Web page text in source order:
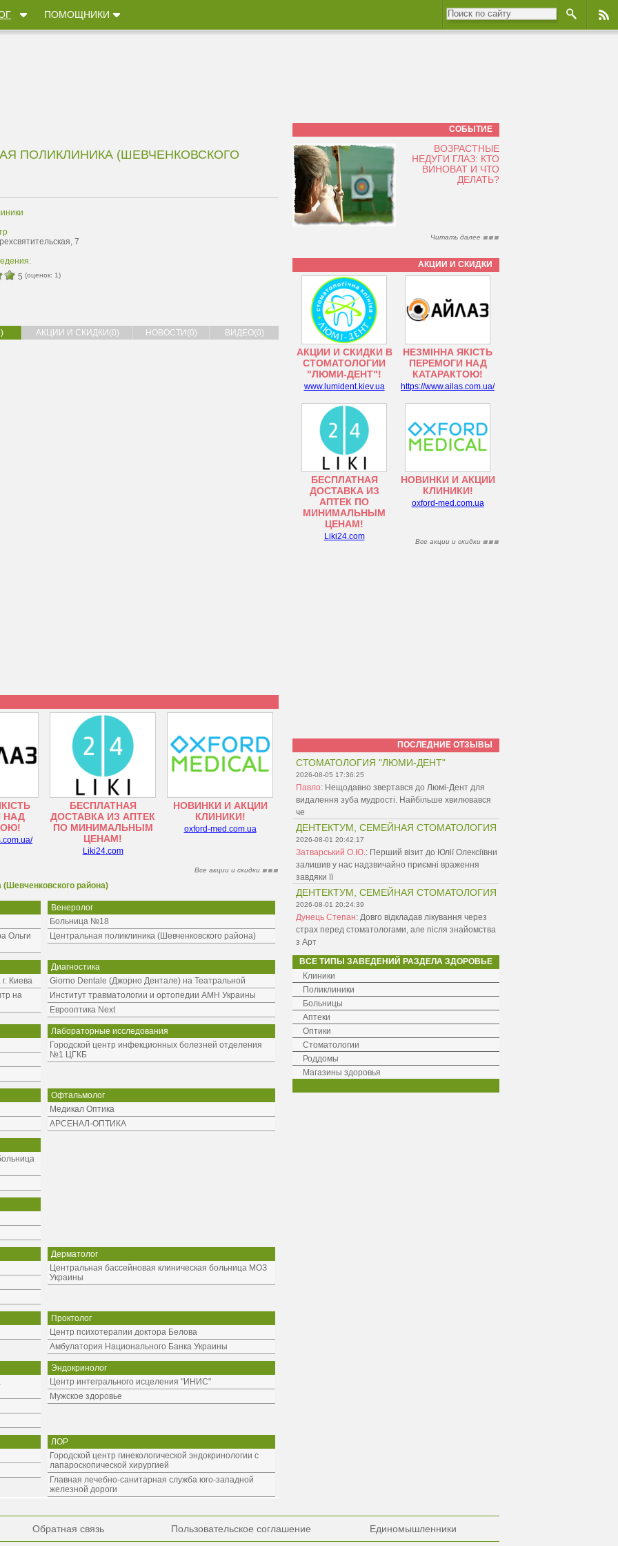
ПОМОЩНИКИ
ПОЛИКЛИНИКА (ШЕВЧЕНКОВСКОГО
7
5 (оценок: 1)
АКЦИИ И СКИДКИ(0) НОВОСТИ(0) ВИДЕО(0)
НАД
БЕСПЛАТНАЯ
ДОСТАВКА ИЗ АПТЕК
ПО МИНИМАЛЬНЫМ
ЦЕНАМ!
Liki24.com
НОВИНКИ И АКЦИИ
КЛИНИКИ!
oxford-med.com.ua
Все акции и скидки
района)
Ольги
Венеролог
Больница №18
Центральная поликлиника (Шевченковского района)
Киева
на
Диагностика
Giorno Dentale (Джорно Дентале) на Театральной
Институт травматологии и ортопедии АМН Украины
Еврооптика Next
Лабораторные исследования
Городской центр инфекционных болезней отделения
№1 ЦГКБ
Офтальмолог
Медикал Оптика
АРСЕНАЛ-ОПТИКА
Дерматолог
Центральная бассейновая клиническая больница МОЗ
Украины
Проктолог
Центр психотерапии доктора Белова
Амбулатория Национального Банка Украины
Эндокринолог
Центр интегрального исцеления "ИНИС"
Мужское здоровье
ЛОР
Городской центр гинекологической эндокринологии с
лапароскопической хирургией
Главная лечебно-санитарная служба юго-западной
железной дороги
СОБЫТИЕ
ВОЗРАСТНЫЕ
НЕДУГИ ГЛАЗ: КТО
ВИНОВАТ И ЧТО
ДЕЛАТЬ?
Читать далее
АКЦИИ И СКИДКИ
АКЦИИ И СКИДКИ В
СТОМАТОЛОГИИ
"ЛЮМИ-ДЕНТ"!
www.lumident.kiev.ua
НЕЗМІННА ЯКІСТЬ
ПЕРЕМОГИ НАД
КАТАРАКТОЮ!
https://www.ailas.com.ua/
БЕСПЛАТНАЯ
ДОСТАВКА ИЗ
АПТЕК ПО
МИНИМАЛЬНЫМ
ЦЕНАМ!
Liki24.com
НОВИНКИ И АКЦИИ
КЛИНИКИ!
oxford-med.com.ua
Все акции и скидки
ПОСЛЕДНИЕ ОТЗЫВЫ
СТОМАТОЛОГИЯ "ЛЮМИ-ДЕНТ"
2026-08-05 17:36:25
Павло: Нещодавно звертався до Люмі-Дент для
видалення зуба мудрості. Найбільше хвилювався
че
ДЕНТЕКТУМ, СЕМЕЙНАЯ СТОМАТОЛОГИЯ
2026-08-01 20:42:17
Затварський О.Ю.: Перший візит до Юлії Олексіївни
залишив у нас надзвичайно приємні враження
завдяки її
ДЕНТЕКТУМ, СЕМЕЙНАЯ СТОМАТОЛОГИЯ
2026-08-01 20:24:39
Дунець Степан: Довго відкладав лікування через
страх перед стоматологами, але після знайомства
з Арт
ВСЕ ТИПЫ ЗАВЕДЕНИЙ РАЗДЕЛА ЗДОРОВЬЕ
Клиники
Поликлиники
Больницы
Аптеки
Оптики
Стоматологии
Роддомы
Магазины здоровья
Обратная связь Пользовательское соглашение Единомышленники